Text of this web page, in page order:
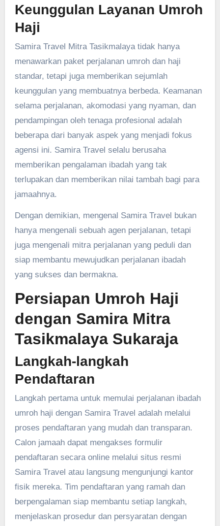
Keunggulan Layanan Umroh
Haji
Samira Travel Mitra Tasikmalaya tidak hanya
menawarkan paket perjalanan umroh dan haji
standar, tetapi juga memberikan sejumlah
keunggulan yang membuatnya berbeda. Keamanan
selama perjalanan, akomodasi yang nyaman, dan
pendampingan oleh tenaga profesional adalah
beberapa dari banyak aspek yang menjadi fokus
agensi ini. Samira Travel selalu berusaha
memberikan pengalaman ibadah yang tak
terlupakan dan memberikan nilai tambah bagi para
jamaahnya.
Dengan demikian, mengenal Samira Travel bukan
hanya mengenali sebuah agen perjalanan, tetapi
juga mengenali mitra perjalanan yang peduli dan
siap membantu mewujudkan perjalanan ibadah
yang sukses dan bermakna.
Persiapan Umroh Haji
dengan Samira Mitra
Tasikmalaya Sukaraja
Langkah-langkah
Pendaftaran
Langkah pertama untuk memulai perjalanan ibadah
umroh haji dengan Samira Travel adalah melalui
proses pendaftaran yang mudah dan transparan.
Calon jamaah dapat mengakses formulir
pendaftaran secara online melalui situs resmi
Samira Travel atau langsung mengunjungi kantor
fisik mereka. Tim pendaftaran yang ramah dan
berpengalaman siap membantu setiap langkah,
menjelaskan prosedur dan persyaratan dengan